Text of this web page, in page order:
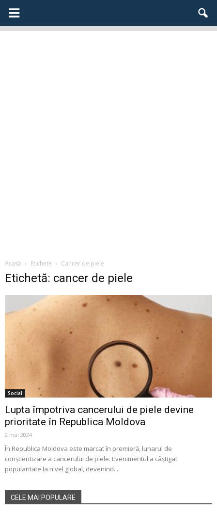
Acasă Etichete Cancer de piele
Etichetă: cancer de piele
Social
Lupta împotriva cancerului de piele devine
prioritate în Republica Moldova
2 mai 2024
În Republica Moldova este marcat în premieră, lunarul de
conștientizare a cancerului de piele. Evenimentul a câștigat
popularitate la nivel global, devenind...
CELE MAI POPULARE